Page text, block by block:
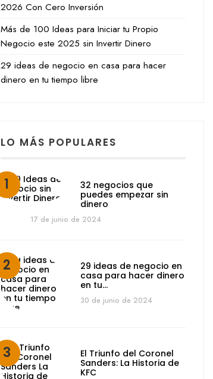
2026 Con Cero Inversión
Más de 100 Ideas para Iniciar tu Propio
Negocio este 2025 sin Invertir Dinero
29 ideas de negocio en casa para hacer
dinero en tu tiempo libre
LO MÁS POPULARES
32 negocios que
puedes empezar sin
dinero
17 de junio de 2024
29 ideas de negocio en
casa para hacer dinero
en tu…
30 de junio de 2024
El Triunfo del Coronel
Sanders: La Historia de
KFC